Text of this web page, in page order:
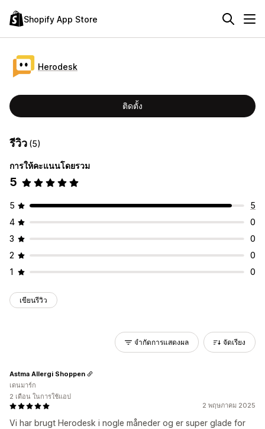
Shopify App Store
Herodesk
ติดตั้ง
รีวิว (5)
การให้คะแนนโดยรวม
5
5
5
4
0
3
0
2
0
1
0
เขียนรีวิว
จำกัดการแสดงผล จัดเรียง
2 พฤษภาคม 2025
Vi har brugt Herodesk i nogle måneder og er super glade for
Astma Allergi Shoppen
เดนมาร์ก
2 เดือน ในการใช้แอป